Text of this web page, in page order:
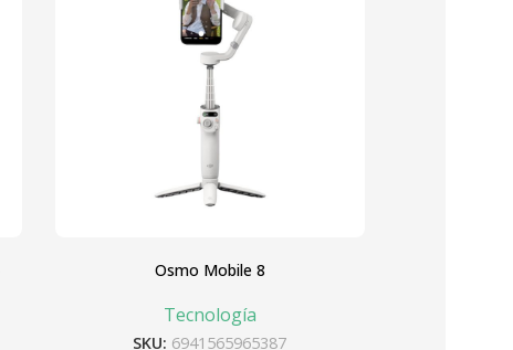
Osmo Mobile 8
Tecnología
SKU: 6941565965387